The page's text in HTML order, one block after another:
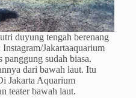
duyung tengah berenang
Jakartaaquarium
sudah biasa.
dari bawah laut. Itu
Jakarta Aquarium
teater bawah laut.